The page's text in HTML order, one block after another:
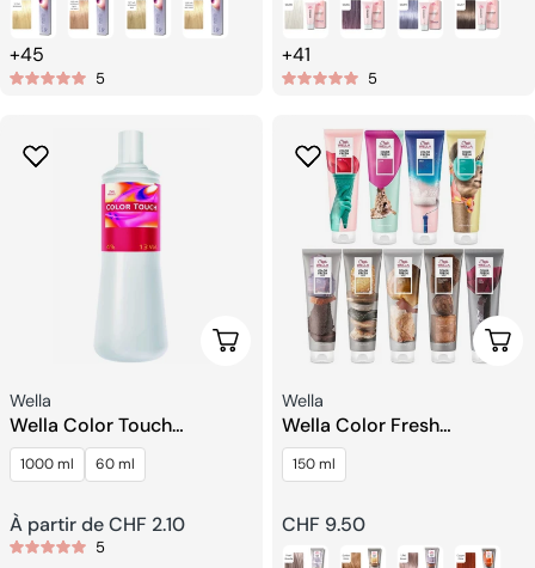
habituel
+45
5
habituel
+41
5
Choisissez Les Options
Fournisseur:
Wella
Wella Color Touch
Émulsion Intensive
1000 ml 60 ml
Prix
À partir de CHF 2.10
5
Fournisseur:
Wella
Wella Color Fresh
Depositing Masque
150 ml
Prix
CHF 9.50